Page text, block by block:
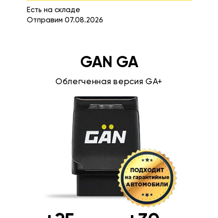
Есть на складе
Отправим 07.08.2026
GAN GA
Облегченная версия GA+